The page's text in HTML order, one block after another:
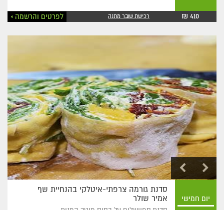
410 ₪ רכישת שובר מתנה לפרטים והרשמה
יום חמישי
סדנת גורמה צרפתי-איטלקי בהנחיית שף
אמיר שולר